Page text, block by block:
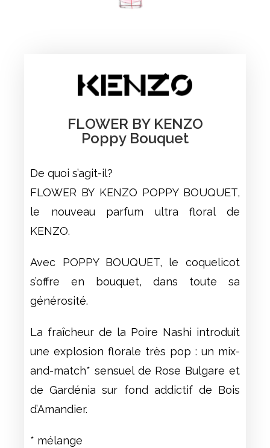
FLOWER BY KENZO
Poppy Bouquet
De quoi s’agit-il?
FLOWER BY KENZO POPPY BOUQUET,
le nouveau parfum ultra floral de
KENZO.
Avec POPPY BOUQUET, le coquelicot
s’offre en bouquet, dans toute sa
générosité.
La fraîcheur de la Poire Nashi introduit
une explosion florale très pop : un mix-
and-match* sensuel de Rose Bulgare et
de Gardénia sur fond addictif de Bois
d’Amandier.
* mélange